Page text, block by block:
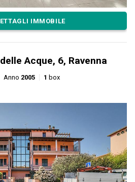
IMMOBILE
Acque, 6, Ravenna
Anno 2005 1 box